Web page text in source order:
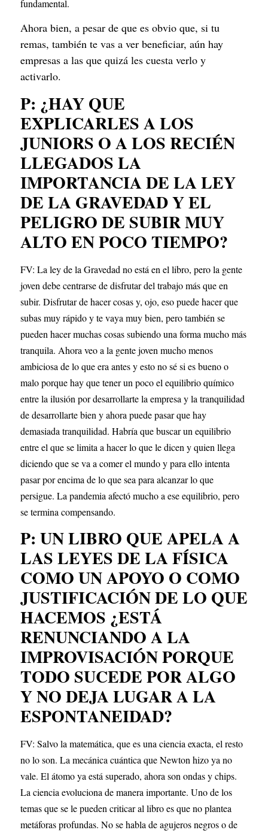
fundamental.
Ahora bien, a pesar de que es obvio que, si tu
remas, también te vas a ver beneficiar, aún hay
empresas a las que quizá les cuesta verlo y
activarlo.
P: ¿HAY QUE
EXPLICARLES A LOS
JUNIORS O A LOS RECIÉN
LLEGADOS LA
IMPORTANCIA DE LA LEY
DE LA GRAVEDAD Y EL
PELIGRO DE SUBIR MUY
ALTO EN POCO TIEMPO?
FV: La ley de la Gravedad no está en el libro, pero la gente
joven debe centrarse de disfrutar del trabajo más que en
subir. Disfrutar de hacer cosas y, ojo, eso puede hacer que
subas muy rápido y te vaya muy bien, pero también se
pueden hacer muchas cosas subiendo una forma mucho más
tranquila. Ahora veo a la gente joven mucho menos
ambiciosa de lo que era antes y esto no sé si es bueno o
malo porque hay que tener un poco el equilibrio químico
entre la ilusión por desarrollarte la empresa y la tranquilidad
de desarrollarte bien y ahora puede pasar que hay
demasiada tranquilidad. Habría que buscar un equilibrio
entre el que se limita a hacer lo que le dicen y quien llega
diciendo que se va a comer el mundo y para ello intenta
pasar por encima de lo que sea para alcanzar lo que
persigue. La pandemia afectó mucho a ese equilibrio, pero
se termina compensando.
P: UN LIBRO QUE APELA A
LAS LEYES DE LA FÍSICA
COMO UN APOYO O COMO
JUSTIFICACIÓN DE LO QUE
HACEMOS ¿ESTÁ
RENUNCIANDO A LA
IMPROVISACIÓN PORQUE
TODO SUCEDE POR ALGO
Y NO DEJA LUGAR A LA
ESPONTANEIDAD?
FV: Salvo la matemática, que es una ciencia exacta, el resto
no lo son. La mecánica cuántica que Newton hizo ya no
vale. El átomo ya está superado, ahora son ondas y chips.
La ciencia evoluciona de manera importante. Uno de los
temas que se le pueden criticar al libro es que no plantea
metáforas profundas. No se habla de agujeros negros o de